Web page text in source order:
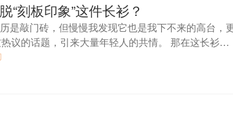
“刻板印象”这件长衫？
题，引来大量年轻人的共情。 那在这长衫的